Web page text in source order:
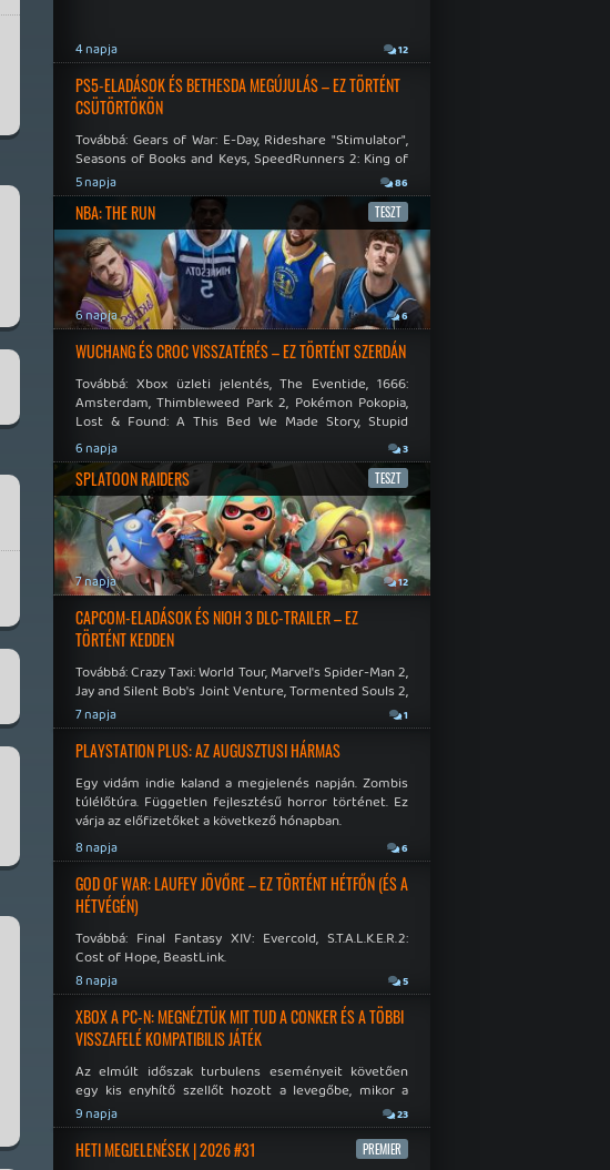
4 napja 12
PS5-ELADÁSOK ÉS BETHESDA MEGÚJULÁS – EZ TÖRTÉNT
CSÜTÖRTÖKÖN
Továbbá: Gears of War: E-Day, Rideshare "Stimulator",
Seasons of Books and Keys, SpeedRunners 2: King of
Speed.
5 napja 86
NBA: THE RUN TESZT
6 napja 6
WUCHANG ÉS CROC VISSZATÉRÉS – EZ TÖRTÉNT SZERDÁN
Továbbá: Xbox üzleti jelentés, The Eventide, 1666:
Amsterdam, Thimbleweed Park 2, Pokémon Pokopia,
Lost & Found: A This Bed We Made Story, Stupid
Never Dies.
6 napja 3
SPLATOON RAIDERS TESZT
7 napja 12
CAPCOM-ELADÁSOK ÉS NIOH 3 DLC-TRAILER – EZ
TÖRTÉNT KEDDEN
Továbbá: Crazy Taxi: World Tour, Marvel's Spider-Man 2,
Jay and Silent Bob's Joint Venture, Tormented Souls 2,
No More Room in Hell, Slain 2: The Beast Within.
7 napja 1
PLAYSTATION PLUS: AZ AUGUSZTUSI HÁRMAS
Egy vidám indie kaland a megjelenés napján. Zombis
túlélőtúra. Független fejlesztésű horror történet. Ez
várja az előfizetőket a következő hónapban.
8 napja 6
GOD OF WAR: LAUFEY JÖVŐRE – EZ TÖRTÉNT HÉTFŐN (ÉS A
HÉTVÉGÉN)
Továbbá: Final Fantasy XIV: Evercold, S.T.A.L.K.E.R.2:
Cost of Hope, BeastLink.
8 napja 5
XBOX A PC-N: MEGNÉZTÜK MIT TUD A CONKER ÉS A TÖBBI
VISSZAFELÉ KOMPATIBILIS JÁTÉK
Az elmúlt időszak turbulens eseményeit követően
egy kis enyhítő szellőt hozott a levegőbe, mikor a
Microsoft bejelentette, hogy PC-re is kiterjesztik az
Xbox Original visszafelé kompatibilitást. Lássuk,
meddig jutottak...
9 napja 23
HETI MEGJELENÉSEK | 2026 #31 PREMIER